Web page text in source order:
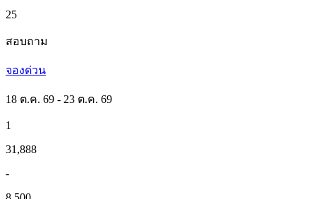
25
สอบถาม
จองด่วน
18 ต.ค. 69 - 23 ต.ค. 69
1
31,888
-